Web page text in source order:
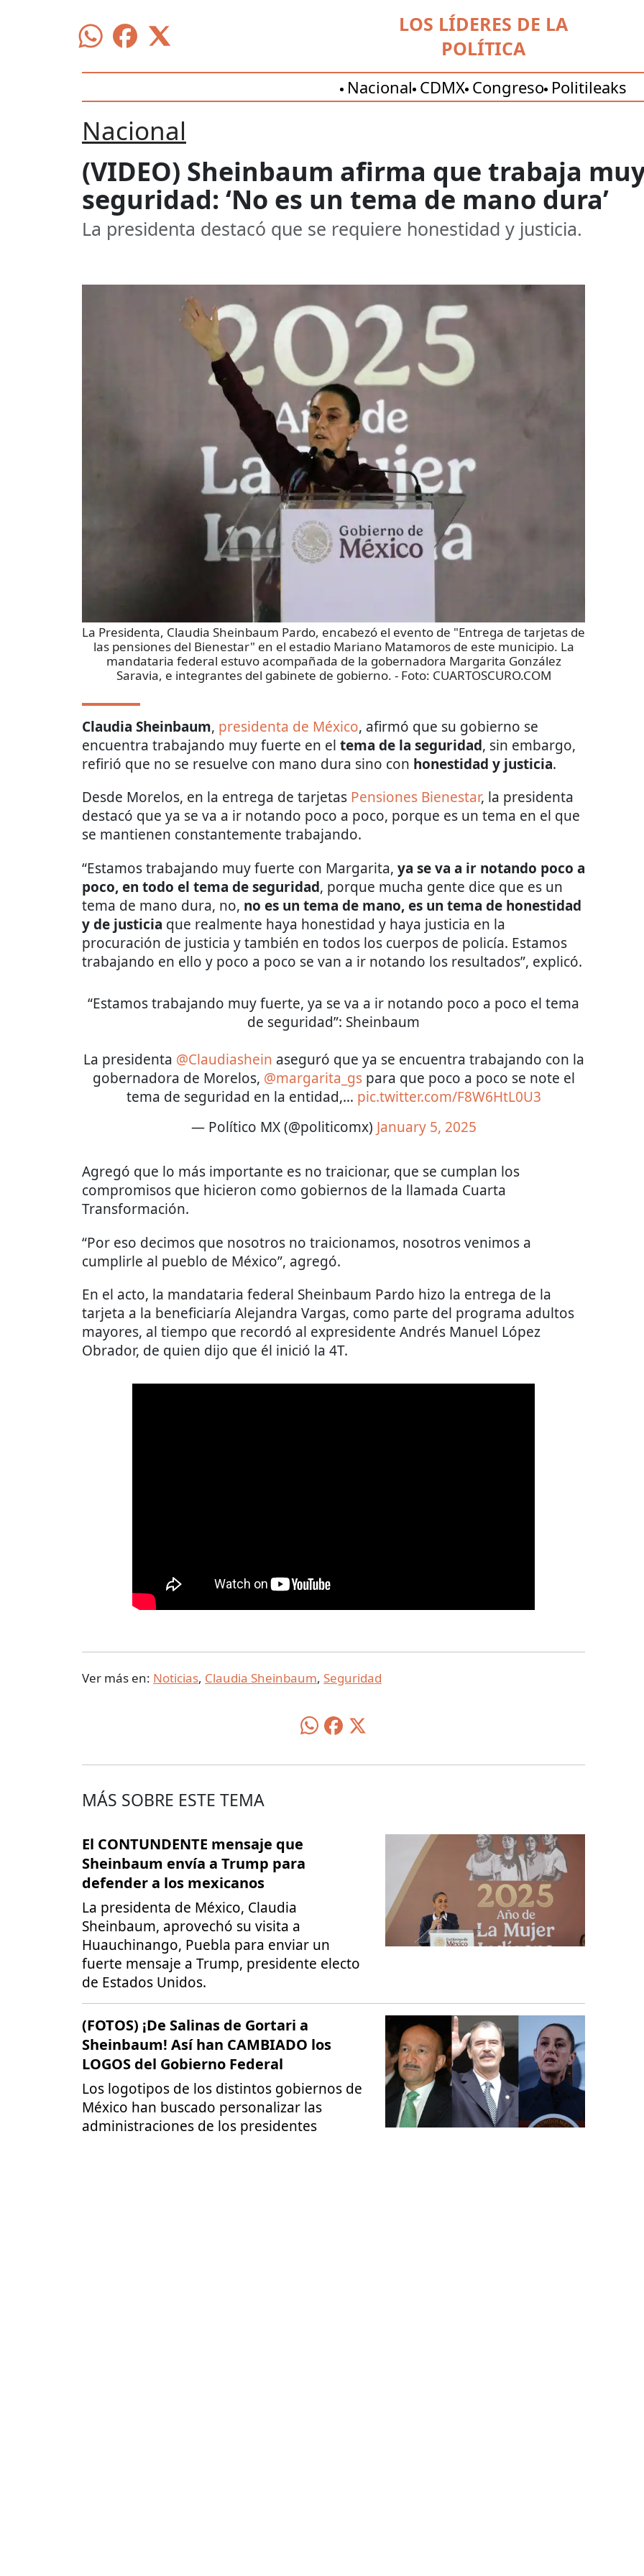
LOS LÍDERES DE LA
POLÍTICA
Nacional CDMX Congreso Politileaks
Nacional
(VIDEO) Sheinbaum afirma que trabaja
seguridad: ‘No es un tema de mano dura’
La presidenta destacó que se requiere honestidad y justicia.
La Presidenta, Claudia Sheinbaum Pardo, encabezó el evento de "Entrega de tarjetas de
las pensiones del Bienestar" en el estadio Mariano Matamoros de este municipio. La
mandataria federal estuvo acompañada de la gobernadora Margarita González
Saravia, e integrantes del gabinete de gobierno. - Foto: CUARTOSCURO.COM
Claudia Sheinbaum, presidenta de México, afirmó que su gobierno se
encuentra trabajando muy fuerte en el tema de la seguridad, sin embargo,
refirió que no se resuelve con mano dura sino con honestidad y justicia.
Desde Morelos, en la entrega de tarjetas Pensiones Bienestar, la presidenta
destacó que ya se va a ir notando poco a poco, porque es un tema en el que
se mantienen constantemente trabajando.
“Estamos trabajando muy fuerte con Margarita, ya se va a ir notando poco a
poco, en todo el tema de seguridad, porque mucha gente dice que es un
tema de mano dura, no, no es un tema de mano, es un tema de honestidad
y de justicia que realmente haya honestidad y haya justicia en la
procuración de justicia y también en todos los cuerpos de policía. Estamos
trabajando en ello y poco a poco se van a ir notando los resultados”, explicó.
“Estamos trabajando muy fuerte, ya se va a ir notando poco a poco el tema
de seguridad”: Sheinbaum
La presidenta @Claudiashein aseguró que ya se encuentra trabajando con la
gobernadora de Morelos, @margarita_gspara que poco a poco se note el
tema de seguridad en la entidad,… pic.twitter.com/F8W6HtL0U3
— Político MX (@politicomx) January 5, 2025
Agregó que lo más importante es no traicionar, que se cumplan los
compromisos que hicieron como gobiernos de la llamada Cuarta
Transformación.
“Por eso decimos que nosotros no traicionamos, nosotros venimos a
cumplirle al pueblo de México”, agregó.
En el acto, la mandataria federal Sheinbaum Pardo hizo la entrega de la
tarjeta a la beneficiaría Alejandra Vargas, como parte del programa adultos
mayores, al tiempo que recordó al expresidente Andrés Manuel López
Obrador, de quien dijo que él inició la 4T.
Ver más en: Noticias, Claudia Sheinbaum, Seguridad
MÁS SOBRE ESTE TEMA
El CONTUNDENTE mensaje que
Sheinbaum envía a Trump para
defender a los mexicanos
La presidenta de México, Claudia
Sheinbaum, aprovechó su visita a
Huauchinango, Puebla para enviar un
fuerte mensaje a Trump, presidente electo
de Estados Unidos.
(FOTOS) ¡De Salinas de Gortari a
Sheinbaum! Así han CAMBIADO los
LOGOS del Gobierno Federal
Los logotipos de los distintos gobiernos de
México han buscado personalizar las
administraciones de los presidentes